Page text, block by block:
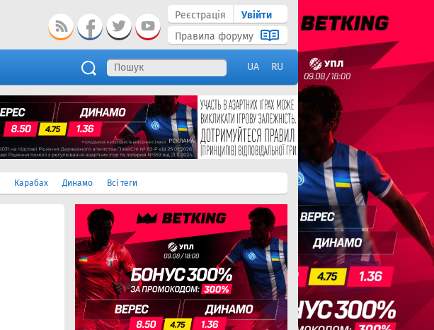
Реєстрація
Увійти
Правила форуму
UA RU
Карабах Динамо Всі теги